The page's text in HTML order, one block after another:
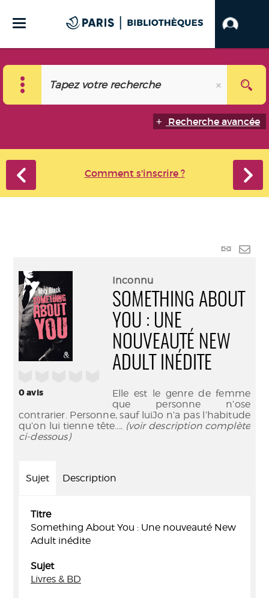
Recherche avancée
Comment s'inscrire ?
Lien
mail
0avis
Inconnu
SOMETHING ABOUT
YOU : UNE
NOUVEAUTÉ NEW
ADULT INÉDITE
Elle est le genre de femme
que personne n’ose
contrarier. Personne, sauf luiJo n’a pas l’habitude
qu’on lui tienne tête.... (voir description complète
ci-dessous)
Sujet Description
Titre
Something About You : Une nouveauté New
Adult inédite
Sujet
Livres & BD